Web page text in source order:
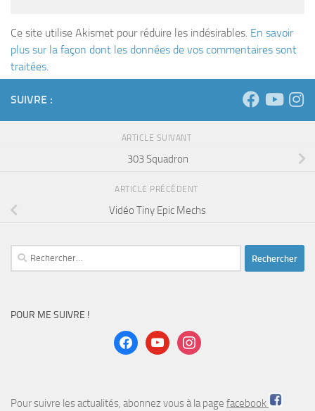
Ce site utilise Akismet pour réduire les indésirables. En savoir
plus sur la façon dont les données de vos commentaires sont
traitées.
SUIVRE :
ARTICLE SUIVANT
303 Squadron
ARTICLE PRÉCÉDENT
Vidéo Tiny Epic Mechs
Rechercher :
POUR ME SUIVRE !
facebookyoutubeinstagram
Pour suivre les actualités, abonnez vous à la page facebook